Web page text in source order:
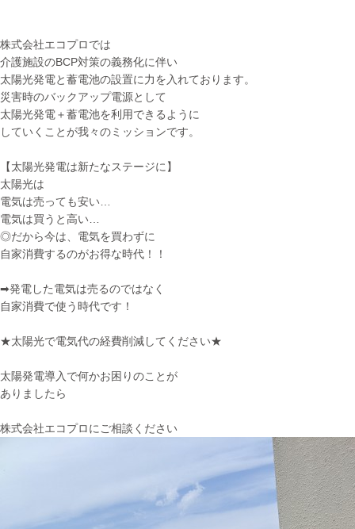
株式会社エコプロでは
介護施設のBCP対策の義務化に伴い
太陽光発電と蓄電池の設置に力を入れております。
災害時のバックアップ電源として
太陽光発電＋蓄電池を利用できるように
していくことが我々のミッションです。
【太陽光発電は新たなステージに】
太陽光は
電気は売っても安い…
電気は買うと高い…
◎だから今は、電気を買わずに
自家消費するのがお得な時代！！
➡発電した電気は売るのではなく
自家消費で使う時代です！
★太陽光で電気代の経費削減してください★
太陽発電導入で何かお困りのことが
ありましたら
株式会社エコプロにご相談ください